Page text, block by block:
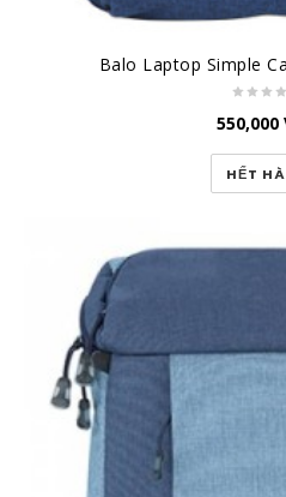
Balo Laptop Simple
550,000
HẾT